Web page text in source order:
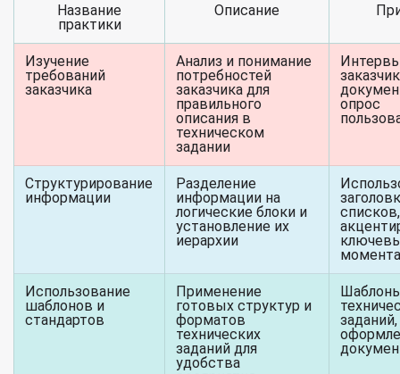
Название
практики
Описание
Изучение
требований
заказчика
Анализ и понимание
потребностей
заказчика для
правильного
описания в
техническом
задании
опрос
Структурирование
информации
Разделение
информации на
логические блоки и
установление их
иерархии
списков,
Использование
шаблонов и
стандартов
Применение
готовых структур и
форматов
технических
заданий для
удобства